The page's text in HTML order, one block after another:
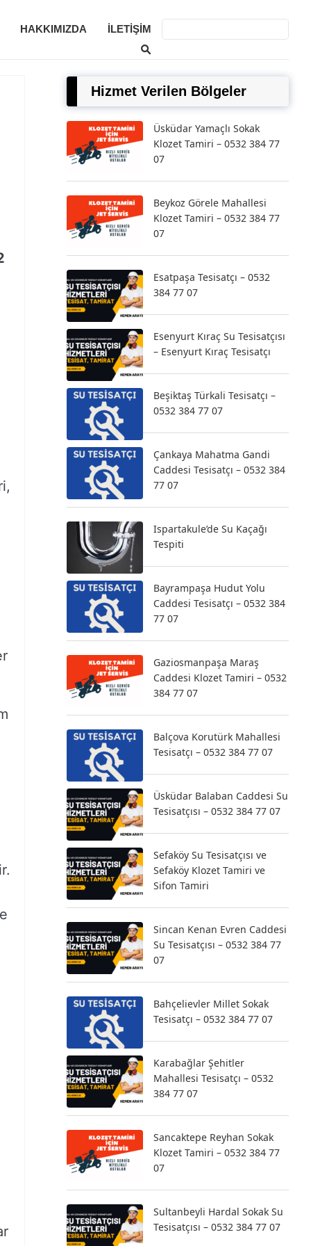
HAKKIMIZDA İLETIŞIM
Hizmet Verilen Bölgeler
Üsküdar Yamaçlı Sokak
Klozet Tamiri – 0532 384 77
07
Beykoz Görele Mahallesi
Klozet Tamiri – 0532 384 77
07
Esatpaşa Tesisatçı – 0532
384 77 07
Esenyurt Kıraç Su Tesisatçısı
– Esenyurt Kıraç Tesisatçı
Beşiktaş Türkali Tesisatçı –
0532 384 77 07
Çankaya Mahatma Gandi
Caddesi Tesisatçı – 0532 384
77 07
Ispartakule’de Su Kaçağı
Tespiti
Bayrampaşa Hudut Yolu
Caddesi Tesisatçı – 0532 384
77 07
Gaziosmanpaşa Maraş
Caddesi Klozet Tamiri – 0532
384 77 07
Balçova Korutürk Mahallesi
Tesisatçı – 0532 384 77 07
Üsküdar Balaban Caddesi Su
Tesisatçısı – 0532 384 77 07
Sefaköy Su Tesisatçısı ve
Sefaköy Klozet Tamiri ve
Sifon Tamiri
Sincan Kenan Evren Caddesi
Su Tesisatçısı – 0532 384 77
07
Bahçelievler Millet Sokak
Tesisatçı – 0532 384 77 07
Karabağlar Şehitler
Mahallesi Tesisatçı – 0532
384 77 07
Sancaktepe Reyhan Sokak
Klozet Tamiri – 0532 384 77
07
Sultanbeyli Hardal Sokak Su
Tesisatçısı – 0532 384 77 07